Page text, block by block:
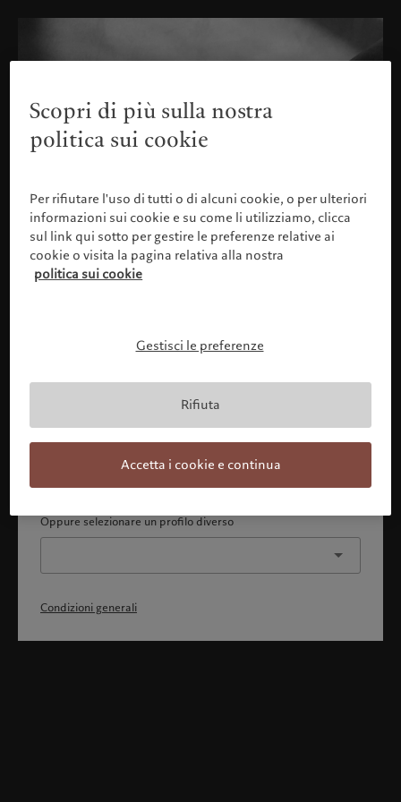
Confermare il proprio profilo
Con la presente dichiaro 1) di aver pienamente compreso
cittadino o residente degli Stati Uniti o del Canada.
Continua
Oppure selezionare un profilo diverso
Condizioni generali
Scopri di più sulla nostra
politica sui cookie
Per rifiutare l'uso di tutti o di alcuni cookie, o per ulteriori
informazioni sui cookie e su come li utilizziamo, clicca
sul link qui sotto per gestire le preferenze relative ai
cookie o visita la pagina relativa alla nostra
politica sui cookie
Gestisci le preferenze
Rifiuta
Accetta i cookie e continua